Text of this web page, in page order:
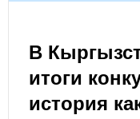
В
итоги
история